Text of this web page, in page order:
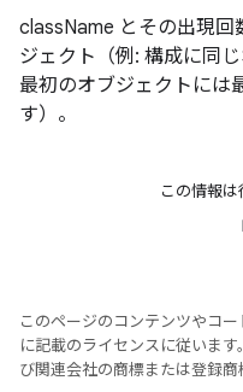
className とその出現
ジェクト（例: 構成に同
最初のオブジェクトには
す）。
この情報
このページのコンテンツやコー
に記載のライセンスに従いま
び関連会社の商標または登録商